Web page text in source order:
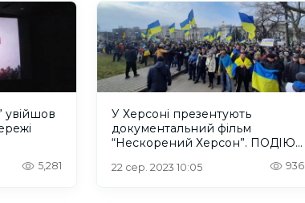
увійшов
5,281
У Херсоні презентують
документальний фільм
“Нескорений Херсон”. ПОДІЮ
22 сер. 2023 10:05 936